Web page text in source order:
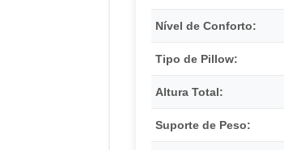
Nível de Conforto:
Tipo de Pillow:
Altura Total:
Suporte de Peso: